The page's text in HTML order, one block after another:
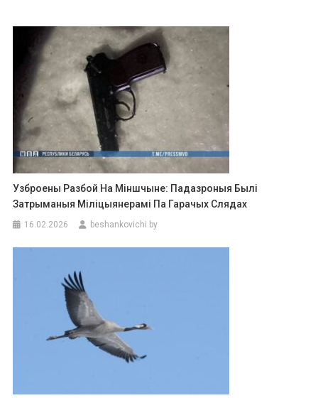
Узброены Разбой На Міншчыне: Падазроныя Былі
Затрыманыя Міліцыянерамі Па Гарачых Слядах
16.02.2026 beshankovichi.by